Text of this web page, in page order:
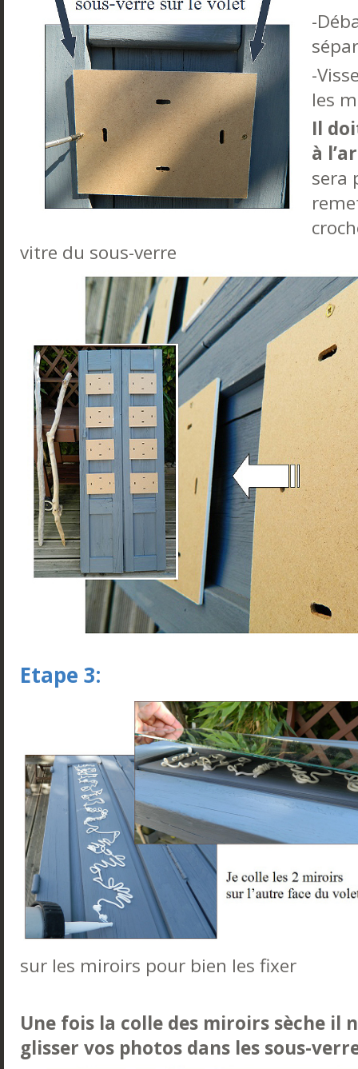
-
-
les
Il
à
sera
vitre du sous-verre
Etape 3:
sur les miroirs pour bien les fixer
Une fois la colle des miroirs sèche il
glisser vos photos dans les sous-